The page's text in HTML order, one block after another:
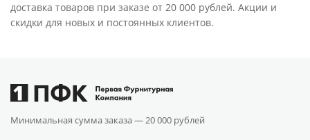
доставка товаров при заказе от 20 000 рублей. Акции и
скидки для новых и постоянных клиентов.
Минимальная сумма заказа —20 000 рублей